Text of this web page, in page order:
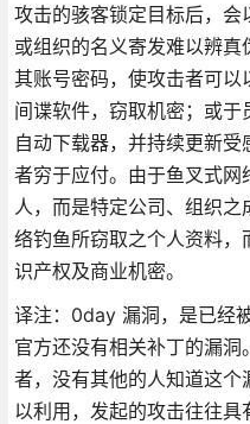
攻击的骇客锁定目标后，
或组织的名义寄发难以辨
其账号密码，使攻击者可
间谍软件，窃取机密；或
自动下载器，并持续更新
者穷于应付。由于鱼叉式
人，而是特定公司、组织
络钓鱼所窃取之个人资料
识产权及商业机密。
译注：0day 漏洞，是已经
官方还没有相关补丁的漏
者，没有其他的人知道这
以利用，发起的攻击往往